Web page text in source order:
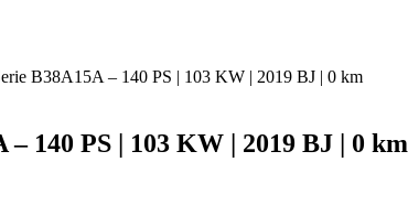
B38A15A – 140 PS | 103 KW | 2019 BJ | 0 km
140 PS | 103 KW | 2019 BJ | 0 km